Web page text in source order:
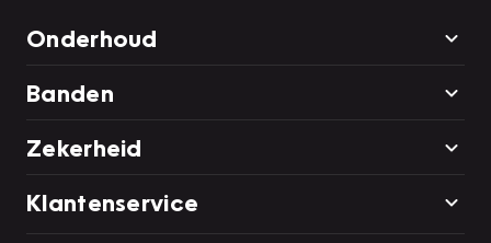
Onderhoud
Banden
Zekerheid
Klantenservice